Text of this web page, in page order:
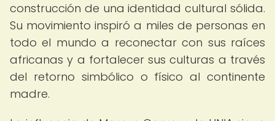
construcción de una identidad cultural sólida.
Su movimiento inspiró a miles de personas en
todo el mundo a reconectar con sus raíces
africanas y a fortalecer sus culturas a través
del retorno simbólico o físico al continente
madre.